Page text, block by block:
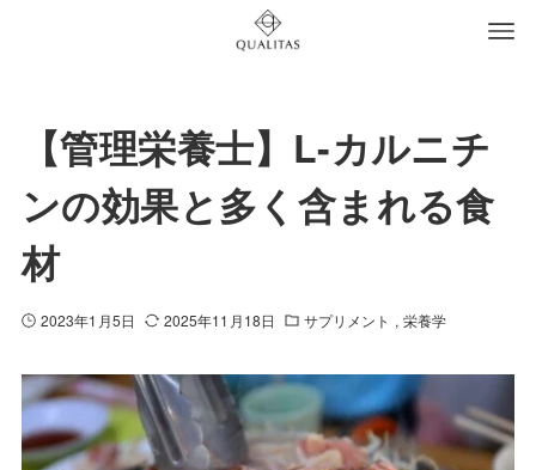
【管理栄養士】L-カルニチ
ンの効果と多く含まれる食
材
2023年1月5日 2025年11月18日 サプリメント 栄養学